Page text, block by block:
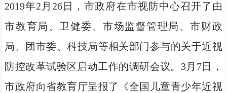
2019年2月26日，市政府在市视防中心召开了由
市教育局、卫健委、市场监督管理局、市财政
局、团市委、科技局等相关部门参与的关于近视
防控改革试验区启动工作的调研会议。3月7日，
市政府向省教育厅呈报了《全国儿童青少年近视